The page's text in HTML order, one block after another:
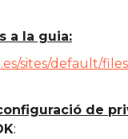
a la guia:
sites/default/
de
: